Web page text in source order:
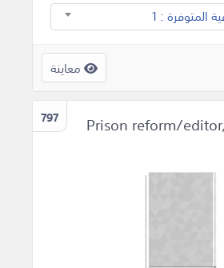
المتوفرة : 1
معاينة
797
Prison reform/